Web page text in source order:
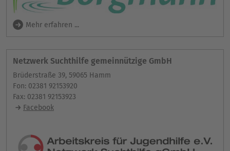
Mehr erfahren ...
Netzwerk Suchthilfe gemeinnützige GmbH
Brüderstraße 39, 59065 Hamm
Fon: 02381 92153920
Fax: 02381 92153923
Facebook